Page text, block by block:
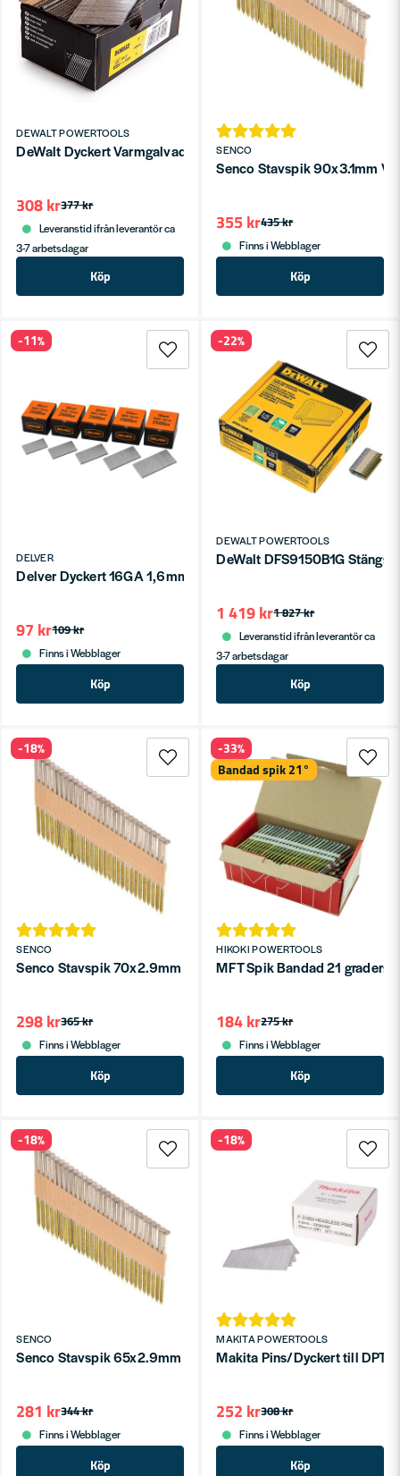
DEWALT POWERTOOLS
DeWalt Dyckert Varmgalvad 1,6mm till DC618 & DCN660
377 kr
308 kr
Leveranstid ifrån leverantör ca
3-7 arbetsdagar
Köp
SENCO
Senco Stavspik 90x3.1mm
435 kr
355 kr
Finns i Webblager
Köp
DELVER
Delver Dyckert 16GA 1,6mm 2500st
109 kr
97 kr
Finns i Webblager
Köp
-11%
DEWALT POWERTOOLS
DeWalt DFS9150B1G
1 827 kr
1 419 kr
Leveranstid ifrån leverantör ca
3-7 arbetsdagar
Köp
-22%
SENCO
Senco Stavspik 70x2.9mm VFZ Ring 34° MS Hel skalle (600st)
365 kr
298 kr
Finns i Webblager
Köp
-18%
HIKOKI POWERTOOLS
MFT Spik Bandad 21 graders
275 kr
184 kr
Finns i Webblager
Köp
-33%
Bandad spik 21°
SENCO
Senco Stavspik 65x2.9mm VFZ Ring 34° DS Hel skalle (600st)
344 kr
281 kr
Finns i Webblager
Köp
-18%
MAKITA POWERTOOLS
Makita Pins/Dyckert till
308 kr
252 kr
Finns i Webblager
Köp
-18%